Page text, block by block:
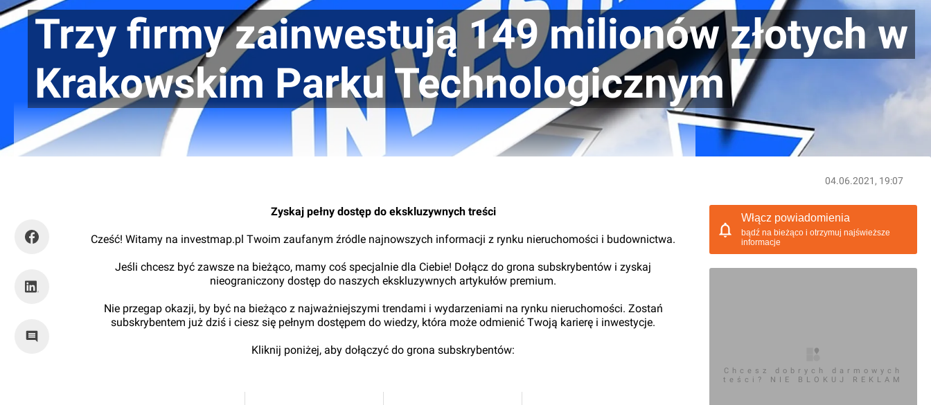
Trzy firmy zainwestują 149 milionów złotych w
Krakowskim Parku Technologicznym
04.06.2021, 19:07
Zyskaj pełny dostęp do ekskluzywnych treści
Cześć! Witamy na investmap.pl Twoim zaufanym źródle najnowszych informacji z rynku nieruchomości i budownictwa.
Jeśli chcesz być zawsze na bieżąco, mamy coś specjalnie dla Ciebie! Dołącz do grona subskrybentów i zyskaj
nieograniczony dostęp do naszych ekskluzywnych artykułów premium.
Nie przegap okazji, by być na bieżąco z najważniejszymi trendami i wydarzeniami na rynku nieruchomości. Zostań
subskrybentem już dziś i ciesz się pełnym dostępem do wiedzy, która może odmienić Twoją karierę i inwestycje.
Kliknij poniżej, aby dołączyć do grona subskrybentów:
Włącz powiadomienia
bądź na bieżąco i otrzymuj najświeższe
informacje
Chcesz dobrych darmowych
teści? NIE BLOKUJ REKLAM